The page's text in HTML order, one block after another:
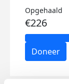
Opgehaald
€226
Doneer